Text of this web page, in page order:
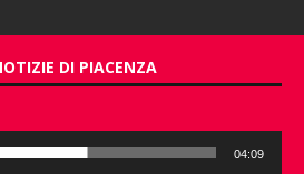
DI PIACENZA
04:09